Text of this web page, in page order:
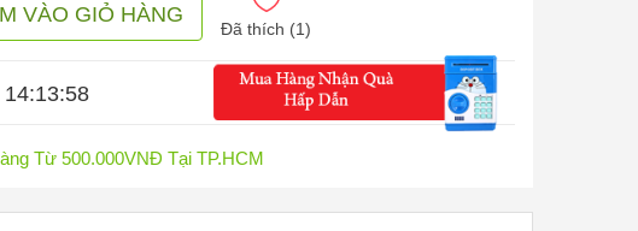
VÀO GIỎ HÀNG
Đã thích (1)
Từ 500.000VNĐ Tại TP.HCM